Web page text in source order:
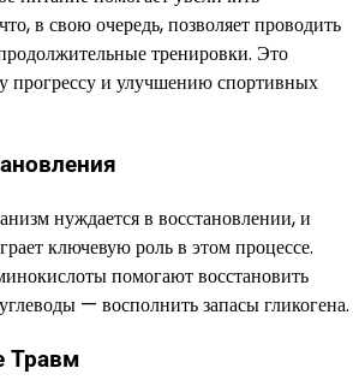
в свою очередь, позволяет проводить
тренировки. Это
прогрессу и улучшению спортивных
нуждается в восстановлении, и
ключевую роль в этом процессе.
помогают восстановить
— восполнить запасы гликогена.
Травм